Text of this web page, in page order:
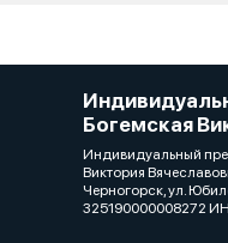
Богемская
Индивидуальный
Виктория
Черногорск, ул.
325190000008272